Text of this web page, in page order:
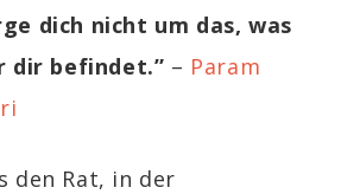
dich nicht um das, was
dir befindet.” – Param
den Rat, in der